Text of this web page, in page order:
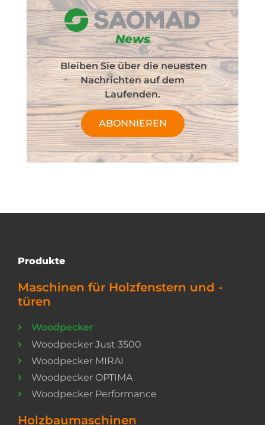
News
Bleiben Sie über die neuesten
Nachrichten auf dem
Laufenden.
ABONNIEREN
Produkte
Maschinen für Holzfenstern und -
türen
Woodpecker
Woodpecker Just 3500
Woodpecker MIRAI
Woodpecker OPTIMA
Woodpecker Performance
Holzbaumaschinen